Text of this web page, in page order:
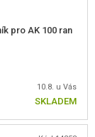
nylonovými
používání.
základna hlavně s
nízkou
pro AK 100 ran
10.8. u Vás
SKLADEM